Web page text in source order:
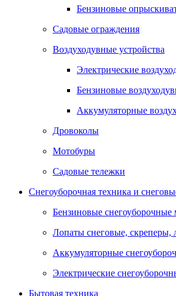
Бензиновые
Садовые ограждения
Воздуходувные устройства
Электрические
Бензиновые
Аккумуляторные
Дровоколы
Мотобуры
Садовые тележки
Снегоуборочная техника и
Бензиновые
Лопаты снеговые, скреперы,
Аккумуляторные
Электрические
Бытовая техника